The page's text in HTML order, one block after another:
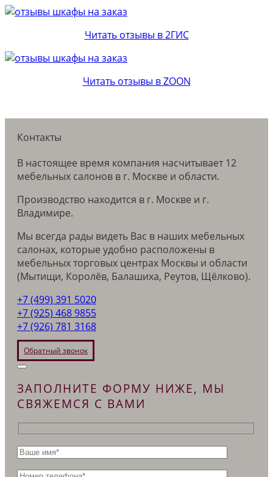
Читать отзывы в 2ГИС
Читать отзывы в ZOON
Контакты
В настоящее время компания насчитывает 12
мебельных салонов в г. Москве и области.
Производство находится в г. Москве и г.
Владимире.
Мы всегда рады видеть Вас в наших мебельных
салонах, которые удобно расположены в
мебельных торговых центрах Москвы и области
(Мытищи, Королёв, Балашиха, Реутов, Щёлково).
+7 (499) 391 5020
+7 (925) 468 9855
+7 (926) 781 3168
Обратный звонок
ЗАПОЛНИТЕ ФОРМУ НИЖЕ, МЫ
СВЯЖЕМСЯ С ВАМИ